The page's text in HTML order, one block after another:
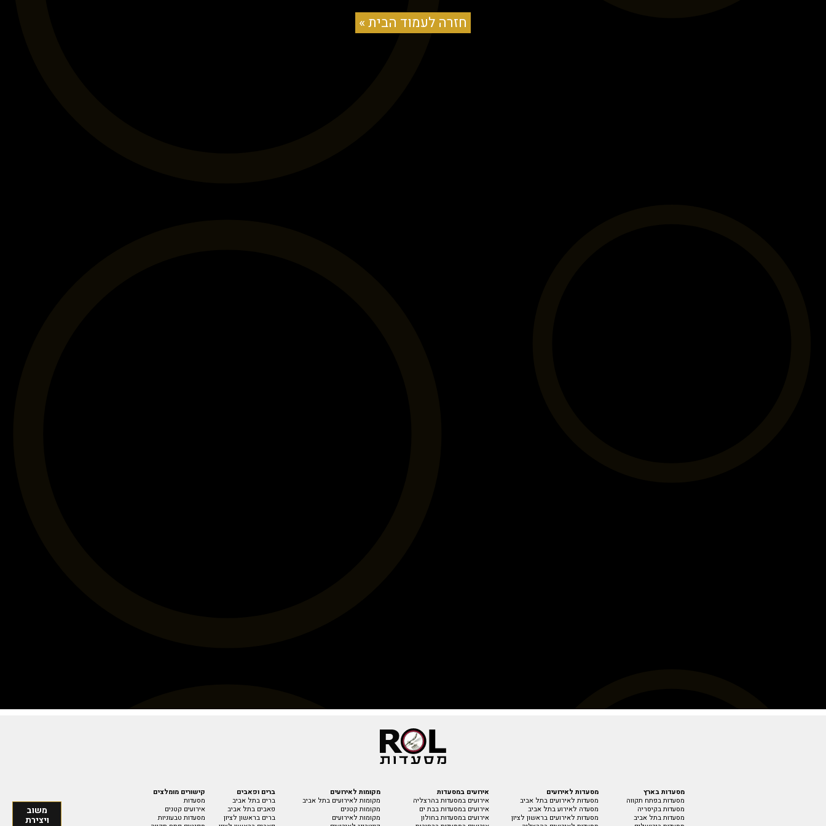
חזרה לעמוד הבית »
משוב
ויצירת
מסעדות בארץ
מסעדות בפתח תקווה
מסעדות בקיסריה
מסעדות בתל אביב
מסעדות לאירועים
מסעדות לאירועים בתל אביב
מסעדה לאירוע בתל אביב
מסעדות לאירועים בראשון לציון
אירועים במסעדות
אירועים במסעדות בהרצליה
אירועים במסעדות בבת ים
אירועים במסעדות בחולון
מקומות לאירועים
מקומות לאירועים בתל אביב
מקומות קטנים
מקומות לאירועים
ברים ופאבים
ברים בתל אביב
פאבים בתל אביב
ברים בראשון לציון
קישורים מומלצים
מסעדות
אירועים קטנים
מסעדות טבעוניות